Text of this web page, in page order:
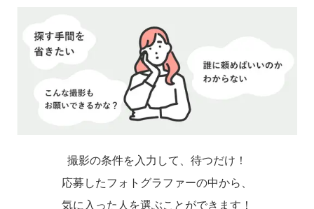
撮影の条件を入力して、待つだけ！
応募したフォトグラファーの中から、
気に入った人を選ぶことができます！